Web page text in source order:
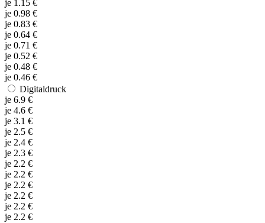
je 1.15 €
je 0.98 €
je 0.83 €
je 0.64 €
je 0.71 €
je 0.52 €
je 0.48 €
je 0.46 €
Digitaldruck
je 6.9 €
je 4.6 €
je 3.1 €
je 2.5 €
je 2.4 €
je 2.3 €
je 2.2 €
je 2.2 €
je 2.2 €
je 2.2 €
je 2.2 €
je 2.2 €